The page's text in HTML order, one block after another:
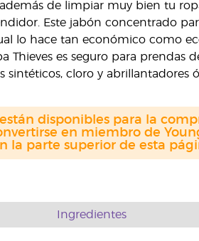
de limpiar muy bien tu
Este jabón concentrado
lo hace tan económico como
Thieves es seguro para prendas
sintéticos, cloro y abrillantadores
disponibles para la
en miembro de
la parte superior de esta
Ingredientes